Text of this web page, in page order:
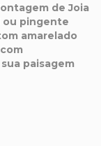
de Joia
ou pingente
amarelado
paisagem